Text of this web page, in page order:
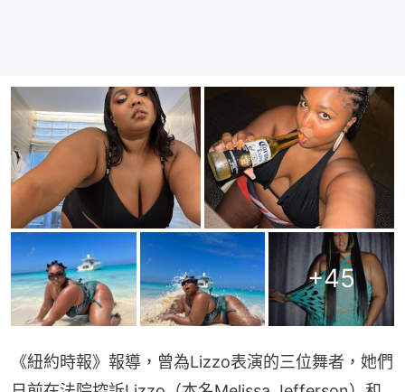
+45
《紐約時報》報導，曾為Lizzo表演的三位舞者，她們